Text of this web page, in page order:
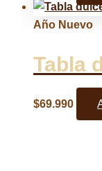
Año Nuevo
Tabla
$69.990